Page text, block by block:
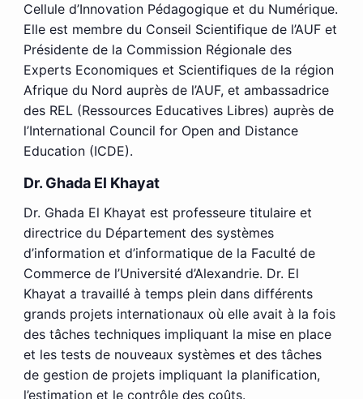
Cellule d’Innovation Pédagogique et du Numérique.
Elle est membre du Conseil Scientifique de l’AUF et
Présidente de la Commission Régionale des
Experts Economiques et Scientifiques de la région
Afrique du Nord auprès de l’AUF, et ambassadrice
des REL (Ressources Educatives Libres) auprès de
l’International Council for Open and Distance
Education (ICDE).
Dr. Ghada El Khayat
Dr. Ghada El Khayat est professeure titulaire et
directrice du Département des systèmes
d’information et d’informatique de la Faculté de
Commerce de l’Université d’Alexandrie. Dr. El
Khayat a travaillé à temps plein dans différents
grands projets internationaux où elle avait à la fois
des tâches techniques impliquant la mise en place
et les tests de nouveaux systèmes et des tâches
de gestion de projets impliquant la planification,
l’estimation et le contrôle des coûts.